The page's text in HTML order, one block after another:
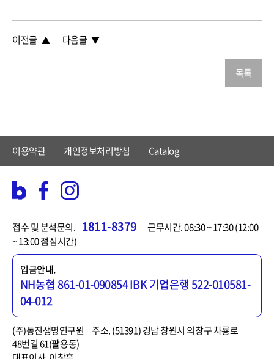
이전글 다음글
목록
이용약관 개인정보처리방침 Catalog
접수 및 분석문의. 1811-8379
근무시간. 08:30 ~ 17:30 (12:00
~ 13:00 점심시간)
입금안내.
NH농협 861-01-090854IBK 기업은행 522-010581-
04-012
(주)동진생명연구원
주소. (51391) 경남 창원시 의창구 차룡로
48번길 61(팔용동)